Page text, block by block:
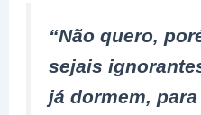
“Não quero,
sejais
já dormem,